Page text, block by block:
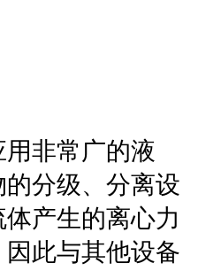
非常广的液
分级、分离设
产生的离心力
此与其他设备